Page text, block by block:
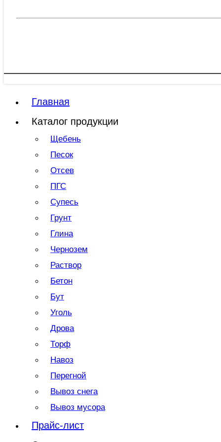
Главная
Каталог продукции
Щебень
Песок
Отсев
ПГС
Супесь
Грунт
Глина
Чернозем
Раствор
Бетон
Бут
Уголь
Дрова
Торф
Навоз
Перегной
Вывоз снега
Вывоз мусора
Прайс-лист